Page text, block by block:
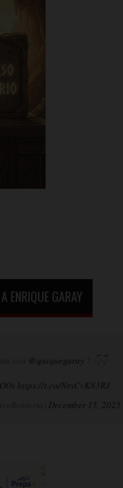
ENRIQUE GARAY
@quiquegaray
https://t.co/NrsCvK83RJ
December 15, 2025